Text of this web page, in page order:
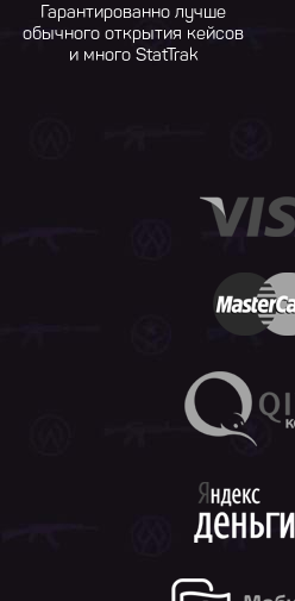
Гарантированно лучше
обычного открытия кейсов
и много StatTrak